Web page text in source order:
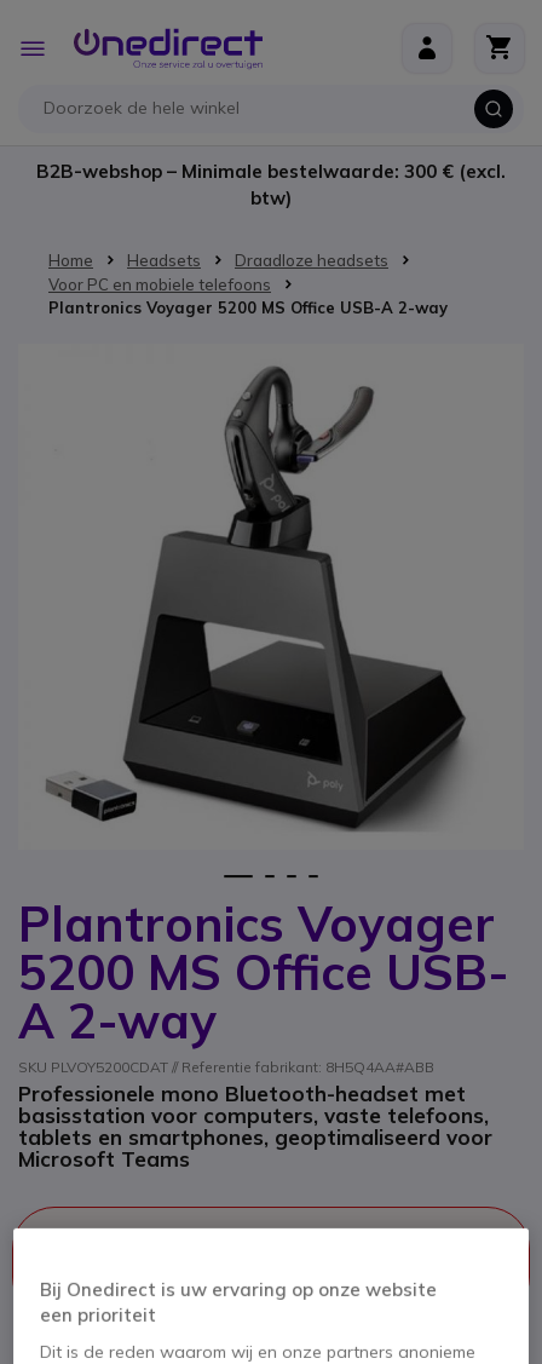
Toggle
Nav
B2B-webshop – Minimale bestelwaarde: 300 € (excl.
btw)
Home Headsets
Draadloze headsets
Voor PC en mobiele telefoons
Plantronics Voyager 5200 MS Office USB-A 2-way
Plantronics Voyager
5200 MS Office USB-
A 2-way
SKU PLVOY5200CDAT // Referentie fabrikant: 8H5Q4AA#ABB
Professionele mono Bluetooth-headset met
basisstation voor computers, vaste telefoons,
tablets en smartphones, geoptimaliseerd voor
Microsoft Teams
Convertible Teams
Ga naar het begin van de afbeeldingen-gallerij
Bij Onedirect is uw ervaring op onze website
een prioriteit
Dit is de reden waarom wij en onze partners anonieme